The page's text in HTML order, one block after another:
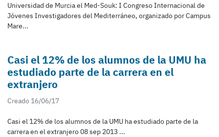
Universidad de Murcia el Med-Souk: I Congreso Internacional de
Jóvenes Investigadores del Mediterráneo, organizado por Campus
Mare...
Casi el 12% de los alumnos de la UMU ha
estudiado parte de la carrera en el
extranjero
Creado 16/06/17
Casi el 12% de los alumnos de la UMU ha estudiado parte de la
carrera en el extranjero 08 sep 2013 ...